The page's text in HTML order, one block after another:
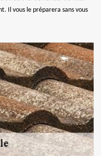
Il vous le préparera sans vous